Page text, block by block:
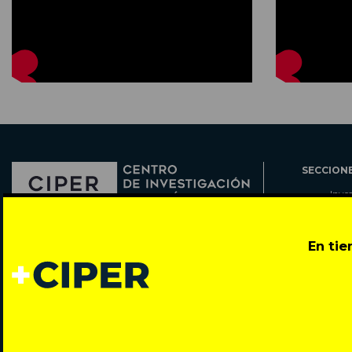
En
Todos los derechos reservados © 2007-2026